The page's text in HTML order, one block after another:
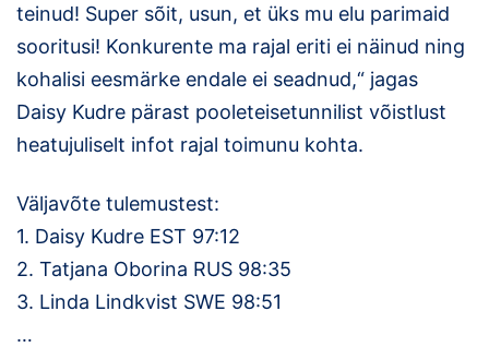
teinud! Super sõit, usun, et üks mu elu parimaid
sooritusi! Konkurente ma rajal eriti ei näinud ning
kohalisi eesmärke endale ei seadnud,“ jagas
Daisy Kudre pärast pooleteisetunnilist võistlust
heatujuliselt infot rajal toimunu kohta.
Väljavõte tulemustest:
1. Daisy Kudre EST 97:12
2. Tatjana Oborina RUS 98:35
3. Linda Lindkvist SWE 98:51
…